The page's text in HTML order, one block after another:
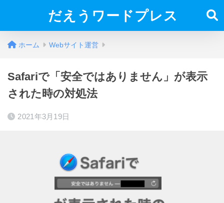
だえうワードプレス
ホーム Webサイト運営
Safariで「安全ではありません」が表示
された時の対処法
2021年3月19日